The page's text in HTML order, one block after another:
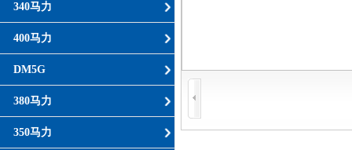
340马力
400马力
DM5G
380马力
350马力